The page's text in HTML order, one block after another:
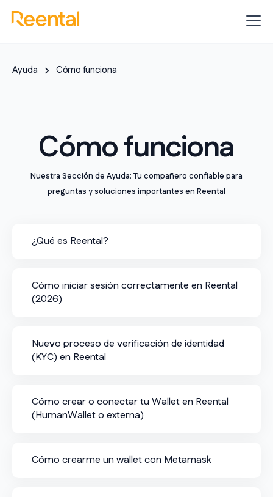
Ayuda Cómo funciona
Cómo funciona
Nuestra Sección de Ayuda: Tu compañero confiable para
preguntas y soluciones importantes en Reental
¿Qué es Reental?
Cómo iniciar sesión correctamente en Reental
(2026)
Nuevo proceso de verificación de identidad
(KYC) en Reental
Cómo crear o conectar tu Wallet en Reental
(HumanWallet o externa)
Cómo crearme un wallet con Metamask